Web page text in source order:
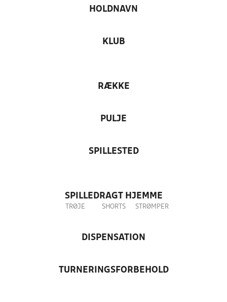
HOLDNAVN
KLUB
RÆKKE
PULJE
SPILLESTED
SPILLEDRAGT HJEMME
TRØJE SHORTS STRØMPER
DISPENSATION
TURNERINGSFORBEHOLD